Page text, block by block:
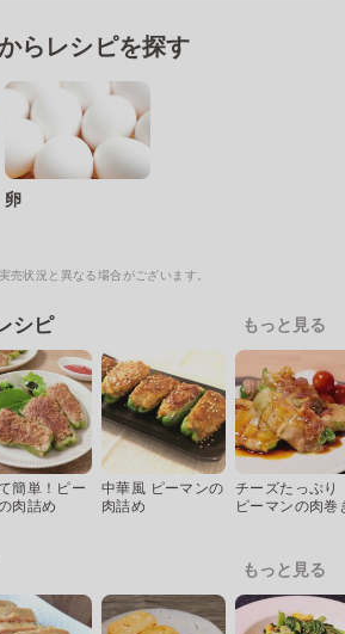
らレシピを探す
卵
売状況と異なる場合がございます。
シピ もっと見る
簡単！ピー
肉詰め
中華風 ピーマンの
肉詰め
チーズたっぷり
ピーマンの肉巻
もっと見る